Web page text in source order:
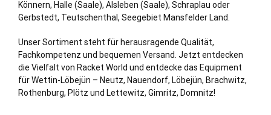
Könnern, Halle (Saale), Alsleben (Saale), Schraplau oder
Gerbstedt, Teutschenthal , Seegebiet Mansfelder Land
Unser Sortiment steht für herausragende Qualität,
Fachkompetenz und bequemen Versand. Jetzt entdecken
die Vielfalt von Racket World und entdecke das Equipment
für Wettin-Löbejün – Neutz, Nauendorf, Löbejün, Brachwitz,
Rothenburg, Plötz und Lettewitz, Gimritz, Domnitz!